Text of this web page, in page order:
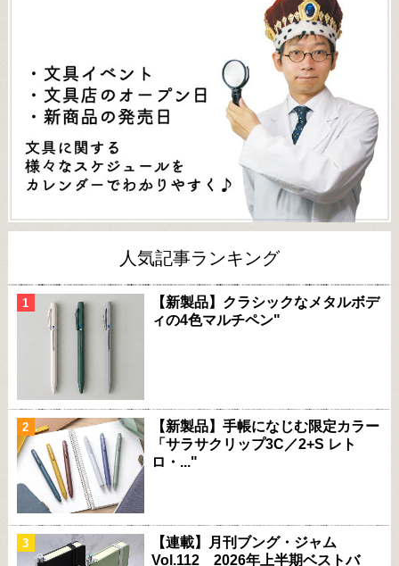
人気記事ランキング
【新製品】クラシックなメタルボデ
ィの4色マルチペン"
【新製品】手帳になじむ限定カラー
「サラサクリップ3C／2+S レト
ロ・..."
【連載】月刊ブング・ジャム
Vol.112 2026年上半期ベストバ